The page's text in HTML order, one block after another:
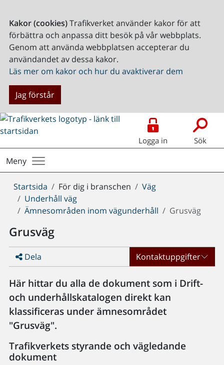
Kakor (cookies)Trafikverket använder kakor för att
förbättra och anpassa ditt besök på vår webbplats.
Genom att använda webbplatsen accepterar du
användandet av dessa kakor.
Läs mer om kakor och hur du avaktiverar dem
Jag förstår
Logga in Sök
Meny
Du
är
här:
Startsida För dig i branschen
Väg
Underhåll väg
Ämnesområden inom vägunderhåll
Grusväg
Grusväg
Dela Kontaktuppgifter
Här hittar du alla de dokument som i Drift-
och underhållskatalogen direkt kan
klassificeras under ämnesområdet
"Grusväg".
Trafikverkets styrande och vägledande
dokument